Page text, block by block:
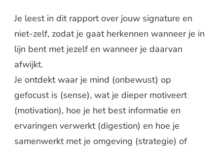
Je leest in dit rapport over jouw signature en
niet-zelf, zodat je gaat herkennen wanneer je in
lijn bent met jezelf en wanneer je daarvan
afwijkt.
Je ontdekt waar je mind (onbewust) op
gefocust is (sense), wat je dieper motiveert
(motivation), hoe je het best informatie en
ervaringen verwerkt (digestion) en hoe je
samenwerkt met je omgeving (strategie) of